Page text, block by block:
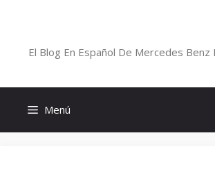
El Blog En Español De Mercedes Benz
Menú